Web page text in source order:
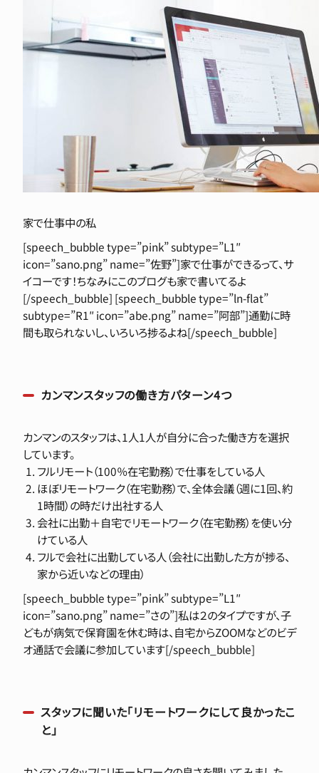
家で仕事中の私
[speech_bubble type=”pink” subtype=”L1″
icon=”sano.png” name=”佐野”]家で仕事ができるって、サ
イコーです！ちなみにこのブログも家で書いてるよ
[/speech_bubble] [speech_bubble type=”ln-flat”
subtype=”R1″ icon=”abe.png” name=”阿部”]通勤に時
間も取られないし、いろいろ捗るよね[/speech_bubble]
カンマンスタッフの働き方パターン4つ
カンマンのスタッフは、1人1人が自分に合った働き方を選択
しています。
フルリモート（100％在宅勤務）で仕事をしている人
ほぼリモートワーク（在宅勤務）で、全体会議（週に1回、約
1時間）の時だけ出社する人
会社に出勤＋自宅でリモートワーク（在宅勤務）を使い分
けている人
フルで会社に出勤している人（会社に出勤した方が捗る、
家から近いなどの理由）
[speech_bubble type=”pink” subtype=”L1″
icon=”sano.png” name=”さの”]私は２のタイプですが、子
どもが病気で保育園を休む時は、自宅からZOOMなどのビデ
オ通話で会議に参加しています[/speech_bubble]
スタッフに聞いた「リモートワークにして良かったこ
と」